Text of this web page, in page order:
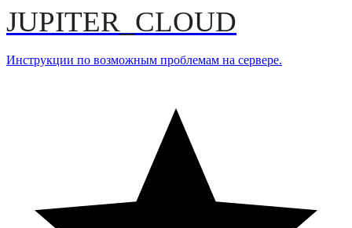
JUPITER_CLOUD
Инструкции по возможным проблемам на сервере.